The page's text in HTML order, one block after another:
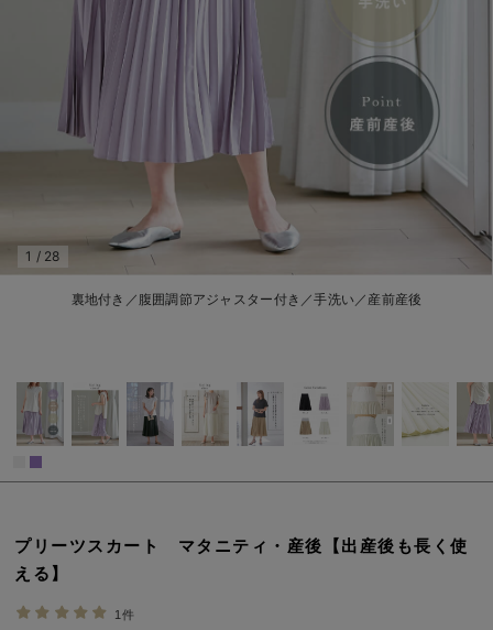
産後 ガードル インナー
マタニティ 腹巻き
Tシャツブラ
ブラトップ
親子セット
快適機能ウェア特集 トップス
快適機能ウェア特集 ボトムス
快適機能ウェア特集 パジャマ
erbaviva（エルバビーバ）
ハレの日に着るANGELIEBEのセレモニー
買って正解！高評価レビューアイテム
便利な育児家電
Gift Selection 出産祝い
ベビー
セットアップ派
フォーマル / オケー
あったかアイテム｜
定番ギフト
もらって嬉しいギフト
かわいくておもしろ
何枚あっても嬉しい
長く使えるアイテム
お部屋映えアイテム
あったか度◎
裏起毛素材
裏地付き／腹囲調節アジャスター付き／手洗い／産前産後
1 / 28
プリーツスカート マタニティ・産後【出産後も長く使
える】
1件
M/在庫あり
M/在庫あり
カートに入れる
L/残り3点
L/残り3点